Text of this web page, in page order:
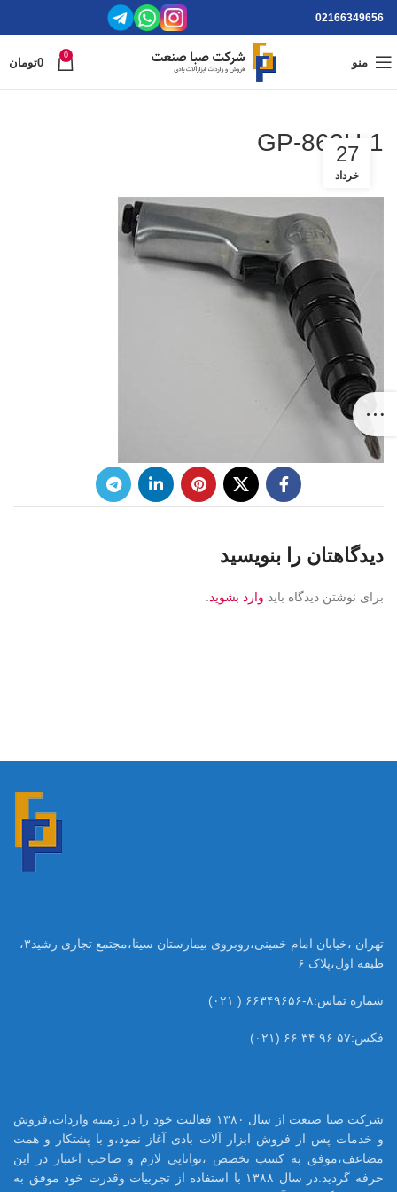
02166349656
منو
0
0تومان
GP-862H-1
27
خرداد
دیدگاهتان را بنویسید
برای نوشتن دیدگاه باید وارد بشوید
تهران ،خیابان امام خمینی،روبروی بیمارستان سینا،مجتمع تجاری رشید۳،
طبقه اول،پلاک ۶
شماره تماس:۸-۶۶۳۴۹۶۵۶ ( ۰۲۱)
فکس:۵۷ ۹۶ ۳۴ ۶۶ (۰۲۱)
شرکت صبا صنعت از سال ۱۳۸۰ فعالیت خود را در زمینه واردات،فروش
و خدمات پس از فروش ابزار آلات بادی آغاز نمود،و با پشتکار و همت
مضاعف،موفق به کسب تخصص ،توانایی لازم و صاحب اعتبار در این
حرفه گردید.در سال ۱۳۸۸ با استفاده از تجربیات وقدرت خود موفق به